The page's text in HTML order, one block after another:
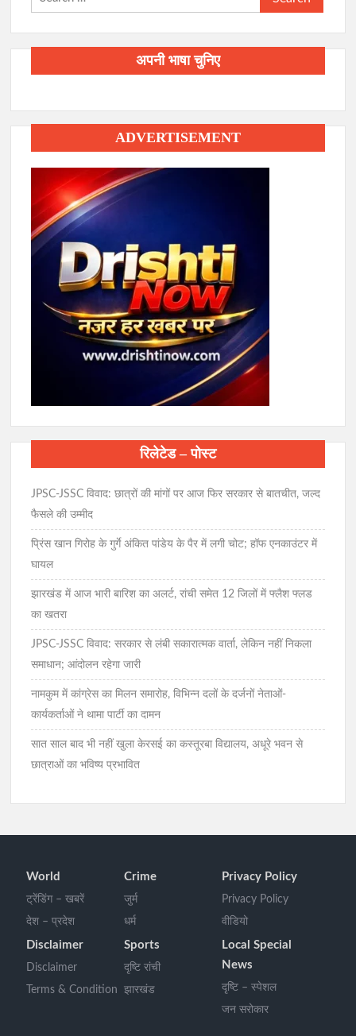
for:
अपनी भाषा चुनिए
ADVERTISEMENT
रिलेटेड – पोस्ट
JPSC-JSSC विवाद: छात्रों की मांगों पर आज फिर सरकार से बातचीत, जल्द
फैसले की उम्मीद
प्रिंस खान गिरोह के गुर्गे अंकित पांडेय के पैर में लगी चोट; हॉफ एनकाउंटर में
घायल
झारखंड में आज भारी बारिश का अलर्ट, रांची समेत 12 जिलों में फ्लैश फ्लड
का खतरा
JPSC-JSSC विवाद: सरकार से लंबी सकारात्मक वार्ता, लेकिन नहीं निकला
समाधान; आंदोलन रहेगा जारी
नामकुम में कांग्रेस का मिलन समारोह, विभिन्न दलों के दर्जनों नेताओं-
कार्यकर्ताओं ने थामा पार्टी का दामन
सात साल बाद भी नहीं खुला केरसई का कस्तूरबा विद्यालय, अधूरे भवन से
छात्राओं का भविष्य प्रभावित
World
ट्रेंडिंग – खबरें
देश – प्रदेश
Crime
जुर्म
धर्म
Privacy Policy
Privacy Policy
वीडियो
Disclaimer
Disclaimer
Terms & Condition
Sports
दृष्टि रांची
झारखंड
Local Special
News
दृष्टि – स्पेशल
जन सरोकार